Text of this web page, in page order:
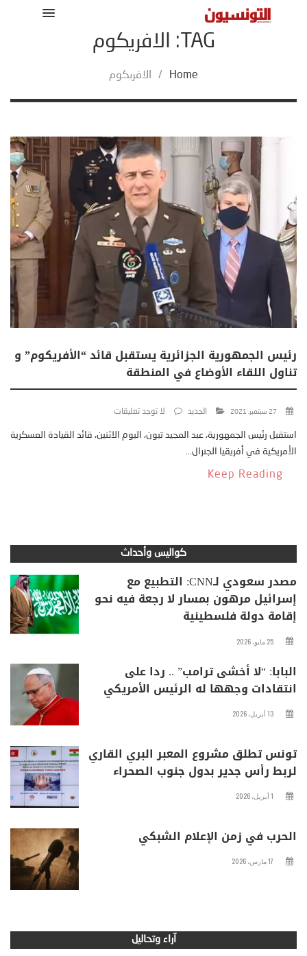
TAG: الافريكوم
Home
/ الافريكوم
رئيس الجمهورية الجزائرية يستقبل قائد “الأفريكوم” و
تناول اللقاء الأوضاع في المنطقة
27 سبتمبر، 2021 الجديد لا توجد تعليقات
استقبل رئيس الجمهورية، عبد المجيد تبون، اليوم الاثنين، قائد القيادة العسكرية
الأمريكية في أفريقيا الجنرال...
Keep Reading
كواليس وأحداث
مصدر سعودي لـCNN: التطبيع مع
إسرائيل مرهون بمسار لا رجعة فيه نحو
إقامة دولة فلسطينية
25 مايو، 2026
البابا: “لا أخشى ترامب” .. ردا على
انتقادات وجهها له الرئيس الأمريكي
13 أبريل، 2026
تونس تطلق مشروع المعبر البري القاري
لربط رأس جدير بدول جنوب الصحراء
1 أبريل، 2026
الحرب في زمن الإعلام الشبكي
17 مارس، 2026
آراء وتحاليل